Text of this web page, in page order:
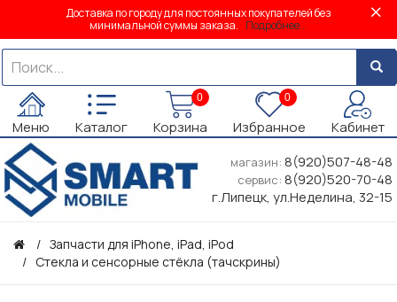
Доставка по городу для постоянных покупателей без
минимальной суммы заказа. Подробнее...
Меню Каталог
0
Корзина
0
Избранное Кабинет
магазин: 8(920)507-48-48
сервис: 8(920)520-70-48
г.Липецк, ул.Неделина, 32-15
Запчасти для iPhone, iPad, iPod
Стекла и сенсорные стёкла (тачскрины)